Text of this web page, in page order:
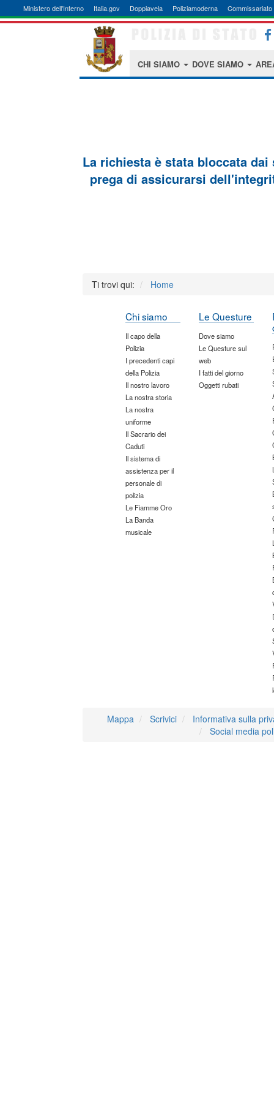
Ministero dell'Interno Italia.gov Doppiavela Poliziamoderna Commissariato
CHI SIAMO DOVE SIAMO
La richiesta è stata bloccata
prega di assicurarsi
Ti trovi qui: Home
Chi siamo
Il capo della
Polizia
I precedenti capi
della Polizia
Il nostro lavoro
La nostra storia
La nostra
uniforme
Il Sacrario dei
Caduti
Il sistema di
assistenza per il
personale di
polizia
Le Fiamme Oro
La Banda
musicale
Le Questure
Dove siamo
Le Questure sul
web
I fatti del giorno
Oggetti rubati
Mappa Scrivici
Informativa sulla
Social media